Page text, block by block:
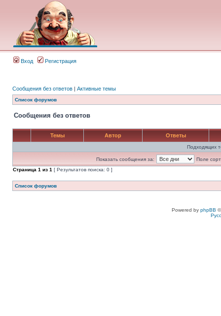
Вход Регистрация
Сообщения без ответов | Активные темы
Список форумов
Сообщения без ответов
Темы Автор Ответы
Подходящих
Показать сообщения за:
Поле
Страница 1 из 1 [ Результатов поиска: 0 ]
Список форумов
Powered by phpBB